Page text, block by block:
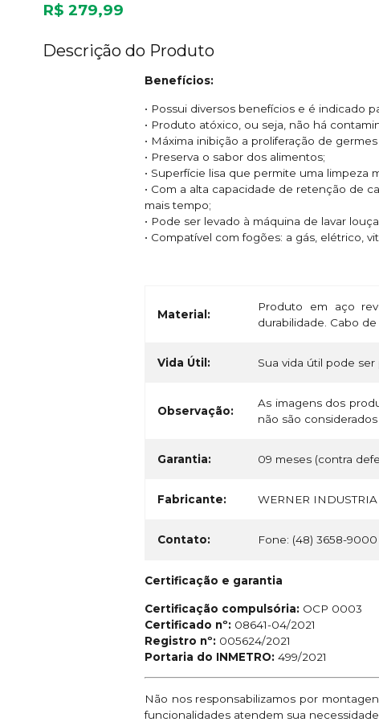
R$ 279,99
Descrição do Produto
Benefícios:
• Possui diversos benefícios e é indicado
• Produto atóxico, ou seja, não há
• Máxima inibição a proliferação de
• Preserva o sabor dos alimentos;
• Superfície lisa que permite uma limpeza
• Com a alta capacidade de retenção de
mais tempo;
• Pode ser levado à máquina de lavar
• Compatível com fogões: a gás, elétrico,
Material:
Produto em aço
durabilidade. Cabo
Vida Útil: Sua vida útil pode
Observação:
As imagens dos
não são
Garantia: 09 meses (contra
Fabricante: WERNER
Contato: Fone: (48) 3658-9000
Certificação e garantia
Certificação compulsória: OCP 0003
Certificado nº: 08641-04/2021
Registro nº: 005624/2021
Portaria do INMETRO: 499/2021
Não nos responsabilizamos por
funcionalidades atendem sua